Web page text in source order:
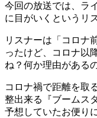
今回の放送では、ラ
に目がいくというリ
リスナーは「コロナ
ったけど、コロナ以
ね？何か理由がある
コロナ禍で距離を取
整出来る『ブームス
予想していたお便り